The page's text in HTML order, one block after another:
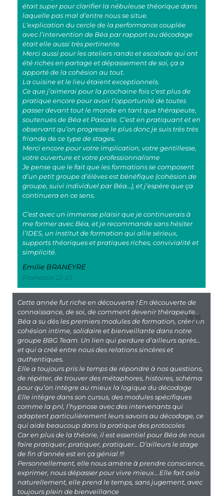
était super pour clarifier la nébuleuse théorique dans
laquelle pas mal d’entre nous se situe.
L’explication du cercle de la performance couplée
avec l’intervention de Béa par rapport au décodage
était elle aussi très pertinente.
Merci aussi pour les ateliers rando et escalade qui ont
été riches en partage et dépassement de soi, ça a
apporté de la cohésion au tout.
La cuisine et le lieu étaient exceptionnels.
Ce que j’aimerai pour la prochaine fois c’est plus de
pratique encore pour avoir l’opportunité de toutes
passer devant tout le monde en tant que thérapeute,
soutenues de Béa et Pascale. C’est en pratiquant et en
observant qu’on progresse le plus donc je suis très très
friande de ce type de stages.
Merci encore pour votre implication, votre gentillesse,
votre ouverture et votre professionnalisme
Je pense que le fait que les formations se composent
d’un petit groupe d’élèves est bénéfique (cohésion de
groupe, suivi individuel par Béa…), et j’espère que ça
continuera en ce sens.
C’est avec un immense plaisir que je continuerais à
me former avec Béa, et je recommande sans hésiter
l’IDES, un institut de formation qui allie sérieux,
supports théoriques et pratiques riches, convivialité et
simplicité.
Emilie BRANEYRE
Promotion 22-23
Cette année fut riche en découverte ! En découverte de
connaissance, de soi, de comment devenir thérapeute…
Béa a su dès les premiers modules de formation, créer un
cohésion intime, solidaire et bienveillante dans notre
groupe BBG Team. Un lien qui perdure d’ailleurs après…
et qui a créé entre nous des relations sincères et
authentiques.
Elle a toujours pris le temps de répondre à nos questions,
de répéter, de trouver des métaphores, histoires, schéma
pour qu’on intègre au mieux la logique du décodage
Elle intègre dans son cursus, des modules spécifiques
comme la pnl, l’hypnose avec des intervenants qui
adaptent particulièrement leurs savoirs au décodage, ce
qui aide beaucoup dans la pratique des protocoles
Car en plus de la théorie, il est essentiel pour Béa de nous
faire pratiquer, pratiquer, pratiquer… D’ailleurs le stage
de fin d’année est en ça génial !!!
Personnellement, elle nous amène à prendre conscience,
exprimer, nous dépasser pour vivre mieux… Elle fait cela
naturellement, elle prend le temps, sans jugement, avec
toujours plein de bienveillance